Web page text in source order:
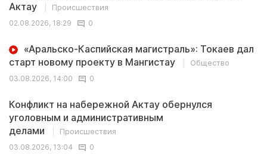
Актау
Происшествия
02.08.2026, 18:29
0
«Аральско-Каспийская магистраль»: Токаев дал
старт новому проекту в Мангистау
Общество
03.08.2026, 14:00
0
Конфликт на набережной Актау обернулся
уголовным и административным
делами
Происшествия
03.08.2026, 13:04
0